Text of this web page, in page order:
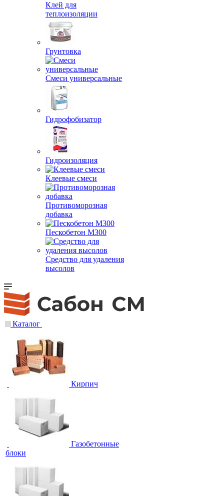
Клей для
теплоизоляции
Грунтовка
Смеси универсальные
Гидрофобизатор
Гидроизоляция
Клеевые смеси
Противоморозная
добавка
Пескобетон М300
Средство для удаления
высолов
Каталог
Кирпич
Газобетонные
блоки